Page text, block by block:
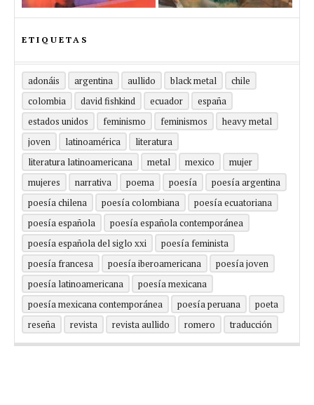
ETIQUETAS
adonáis argentina aullido black metal
chile
colombia
david fishkind ecuador
españa
estados unidos
feminismo feminismos
heavy metal
joven
latinoamérica
literatura
literatura latinoamericana
metal mexico
mujer
mujeres
narrativa poema poesía
poesía argentina
poesía chilena
poesía colombiana
poesía ecuatoriana
poesía española
poesía española contemporánea
poesía española del siglo xxi
poesía feminista
poesía francesa
poesía iberoamericana
poesía joven
poesía latinoamericana
poesía mexicana
poesía mexicana contemporánea
poesía peruana
poeta
reseña
revista revista aullido romero traducción